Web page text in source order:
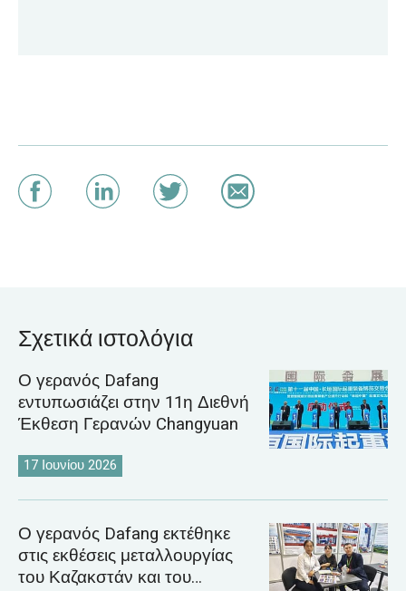
Σχετικά ιστολόγια
Ο γερανός Dafang
εντυπωσιάζει στην 11η Διεθνή
Έκθεση Γερανών Changyuan
17 Ιουνίου 2026
Ο γερανός Dafang εκτέθηκε
στις εκθέσεις μεταλλουργίας
του Καζακστάν και του